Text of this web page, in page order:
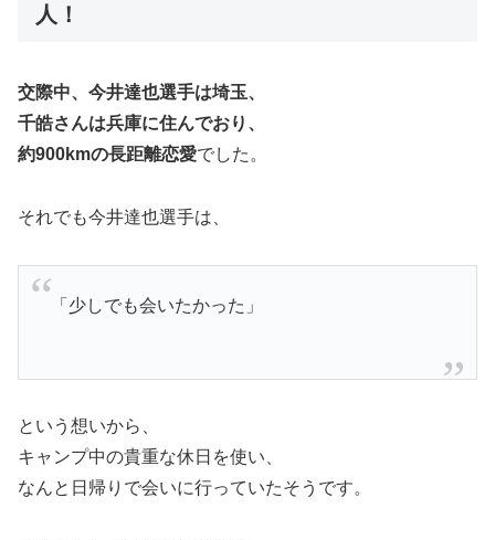
人！
交際中、今井達也選手は埼玉、
千皓さんは兵庫に住んでおり、
約900kmの長距離恋愛でした。
それでも今井達也選手は、
「少しでも会いたかった」
という想いから、
キャンプ中の貴重な休日を使い、
なんと日帰りで会いに行っていたそうです。